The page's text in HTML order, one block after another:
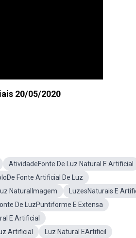
20/05/2020
AtividadeFonte De Luz Natural E Artificial
Fonte Artificial De Luz
NaturalImagem
LuzesNaturais E
De LuzPuntiforme E Extensa
E Artificial
Artificial
Luz Natural EArtificil